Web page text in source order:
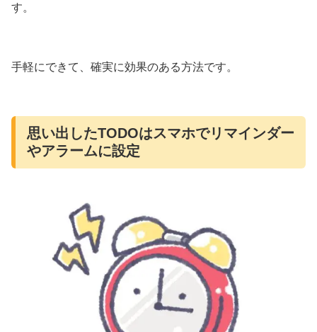
す。
手軽にできて、確実に効果のある方法です。
思い出したTODOはスマホでリマインダー
やアラームに設定